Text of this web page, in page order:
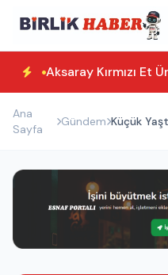
Aksaray Kırmızı Et
Ana
Sayfa
Gündem Küçük